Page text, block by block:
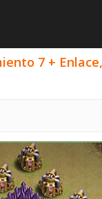
7 +